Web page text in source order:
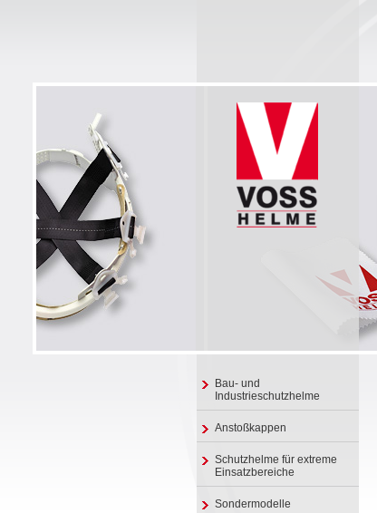
Bau- und
Industrieschutzhelme
Anstoßkappen
Schutzhelme für extreme
Einsatzbereiche
Sondermodelle